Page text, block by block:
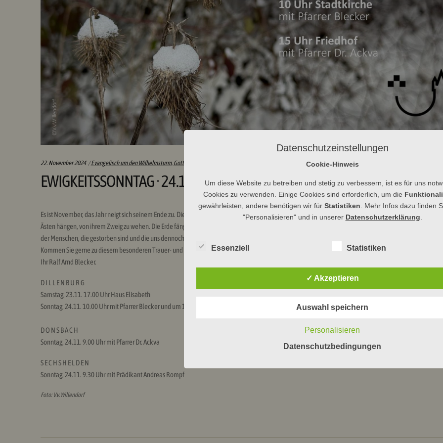
22. November 2024 Categories:
Evangelisch um den Wilhelmsturm, Gottesdienst
EWIGKEITSSONNTAG · 24.11.
Es ist November, das Jahr neigt sich seinem Ende zu. Die Blätter an den Bäumen haben keine Kraft mehr. Ein kleiner Windstoß genügt, um die wenigen, die
Ästen hängen, von ihrem Zweig zu wehen. Die Erde fängt sie alle auf. Die Natur zieht sich zurück und scheint tot. Im Gottesdienst am Ewigkeitssonntag
der Menschen, die gestorben sind und die uns dennoch umgeben. Wir gedenken ihrer und bitten, dass es ihnen gut gehen möge an dem Ort, den wir
Kommen Sie gerne zu diesem besonderen Trauer- und Trostgottesdienst.
Ihr Ralf Arnd Blecker.
D I L L E N B U R G
Samstag, 23.11. 17.00 Uhr Haus Elisabeth
Sonntag, 24.11. 10.00 Uhr mit Pfarrer Blecker und um 15 Uhr auf dem Friedhof mit Pfarrer Dr. Ackva
D O N S B A C H
Sonntag, 24.11. 9.00 Uhr mit Pfarrer Dr. Ackva
S E C H S H E L D E N
Sonntag, 24.11. 9.30 Uhr mit Prädikant Andreas Rompf
Foto: V.v.Willendorf
Datenschutzeinstellungen
Cookie-Hinweis
Um diese Website zu betreiben und stetig zu verbessern, ist es für uns
Cookies zu verwenden. Einige Cookies sind erforderlich, um die
gewährleisten, andere benötigen wir für Statistiken . Mehr Infos dazu finden
"Personalisieren" und in unserer Datenschutzerklärung
Essenziell Statistiken
✓ Akzeptieren
Auswahl speichern
Personalisieren
Datenschutzbedingungen